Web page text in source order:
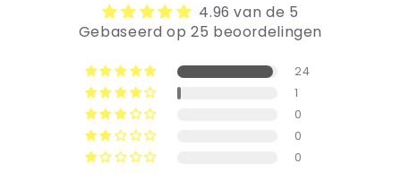
4.96 van de 5
Gebaseerd op 25 beoordelingen
24
1
0
0
0